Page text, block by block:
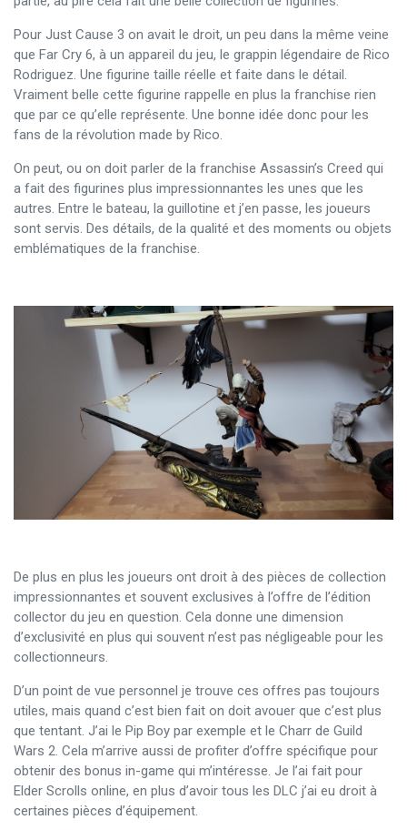
Pour Just Cause 3 on avait le droit, un peu dans la même veine
que Far Cry 6, à un appareil du jeu, le grappin légendaire de Rico
Rodriguez. Une figurine taille réelle et faite dans le détail.
Vraiment belle cette figurine rappelle en plus la franchise rien
que par ce qu’elle représente. Une bonne idée donc pour les
fans de la révolution made by Rico.
On peut, ou on doit parler de la franchise Assassin’s Creed qui
a fait des figurines plus impressionnantes les unes que les
autres. Entre le bateau, la guillotine et j’en passe, les joueurs
sont servis. Des détails, de la qualité et des moments ou objets
emblématiques de la franchise.
De plus en plus les joueurs ont droit à des pièces de collection
impressionnantes et souvent exclusives à l’offre de l’édition
collector du jeu en question. Cela donne une dimension
d’exclusivité en plus qui souvent n’est pas négligeable pour les
collectionneurs.
D’un point de vue personnel je trouve ces offres pas toujours
utiles, mais quand c’est bien fait on doit avouer que c’est plus
que tentant. J’ai le Pip Boy par exemple et le Charr de Guild
Wars 2. Cela m’arrive aussi de profiter d’offre spécifique pour
obtenir des bonus in-game qui m’intéresse. Je l’ai fait pour
Elder Scrolls online, en plus d’avoir tous les DLC j’ai eu droit à
certaines pièces d’équipement.